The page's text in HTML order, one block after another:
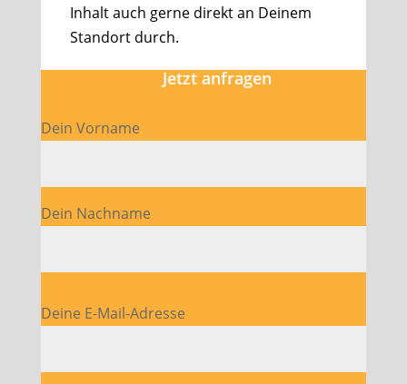
Inhalt auch gerne direkt an Deinem
Standort durch.
Jetzt anfragen
Dein Vorname
Dein Nachname
Bitte lasse dieses Feld leer.
Deine E-Mail-Adresse